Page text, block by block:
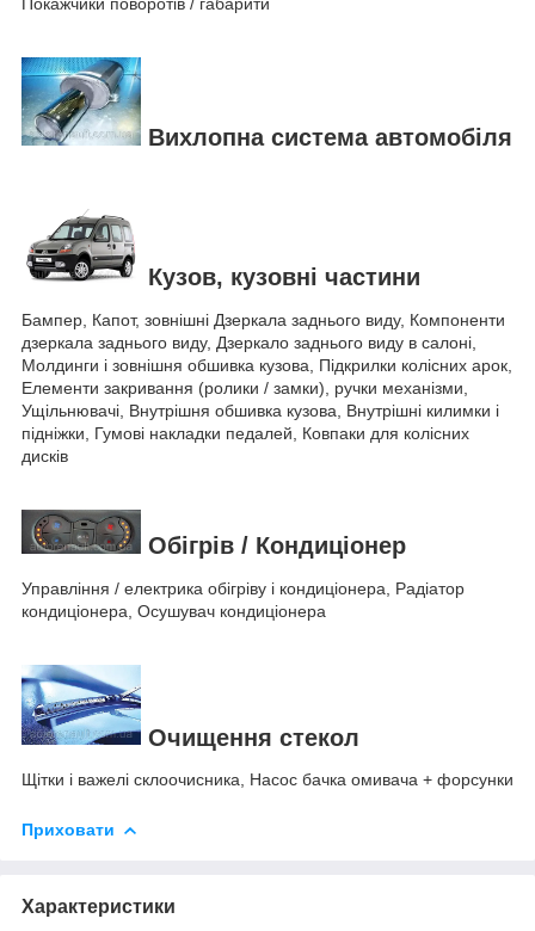
Вихлопна система автомобіля
Кузов, кузовні частини
Бампер, Капот, зовнішні Дзеркала заднього виду, Компоненти
дзеркала заднього виду, Дзеркало заднього виду в салоні,
Молдинги і зовнішня обшивка кузова, Підкрилки колісних арок,
Елементи закривання (ролики / замки), ручки механізми,
Ущільнювачі, Внутрішня обшивка кузова, Внутрішні килимки і
підніжки, Гумові накладки педалей, Ковпаки для колісних
дисків
Обігрів / Кондиціонер
Управління / електрика обігріву і кондиціонера, Радіатор
кондиціонера, Осушувач кондиціонера
Очищення стекол
Щітки і важелі склоочисника, Насос бачка омивача + форсунки
Приховати
Характеристики